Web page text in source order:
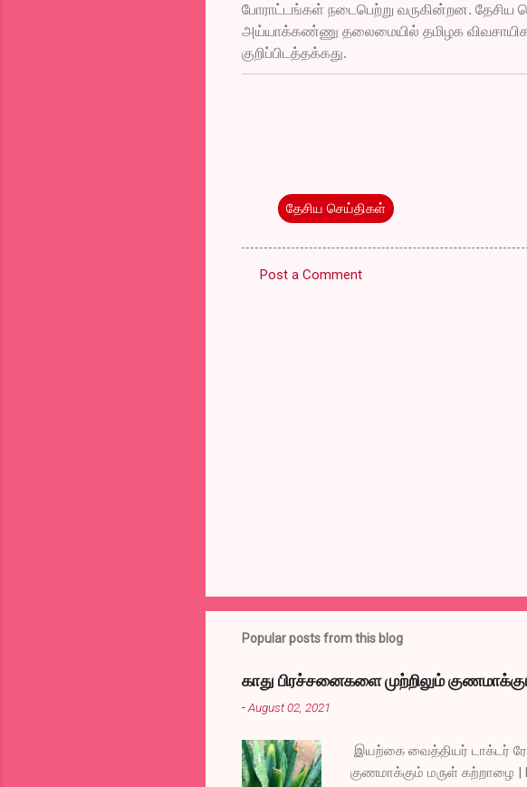
போராட்டங்கள் நடைபெற்று வருகின்றன.
அய்யாக்கண்ணு தலைமையில் தமிழக
குறிப்பிடத்தக்கது.
தேசிய செய்திகள்
Post a Comment
Popular posts from this blog
காது பிரச்சனைகளை முற்றிலும்
-August 02, 2021
இயற்கை வைத்தியர் டாக்டர்
குணமாக்கும் மருள் கற்றாழை |